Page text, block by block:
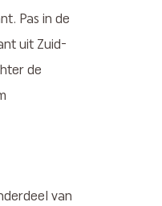
Pas in de
uit Zuid-
de
van